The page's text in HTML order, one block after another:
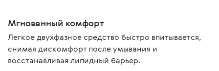
Мгновенный комфорт
Легкое двухфазное средство быстро впитывается,
снимая дискомфорт после умывания и
восстанавливая липидный барьер.